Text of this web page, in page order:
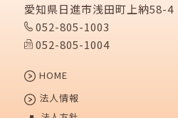
愛知県日進市浅田町上納58-4
052-805-1003
052-805-1004
HOME
法人情報